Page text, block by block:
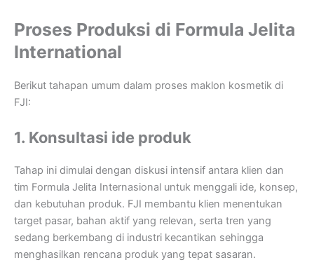
Proses Produksi di Formula Jelita
International
Berikut tahapan umum dalam proses maklon kosmetik di
FJI:
1. Konsultasi ide produk
Tahap ini dimulai dengan diskusi intensif antara klien dan
tim Formula Jelita Internasional untuk menggali ide, konsep,
dan kebutuhan produk. FJI membantu klien menentukan
target pasar, bahan aktif yang relevan, serta tren yang
sedang berkembang di industri kecantikan sehingga
menghasilkan rencana produk yang tepat sasaran.